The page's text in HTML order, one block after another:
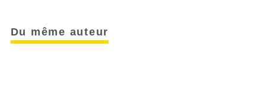
Du même auteur